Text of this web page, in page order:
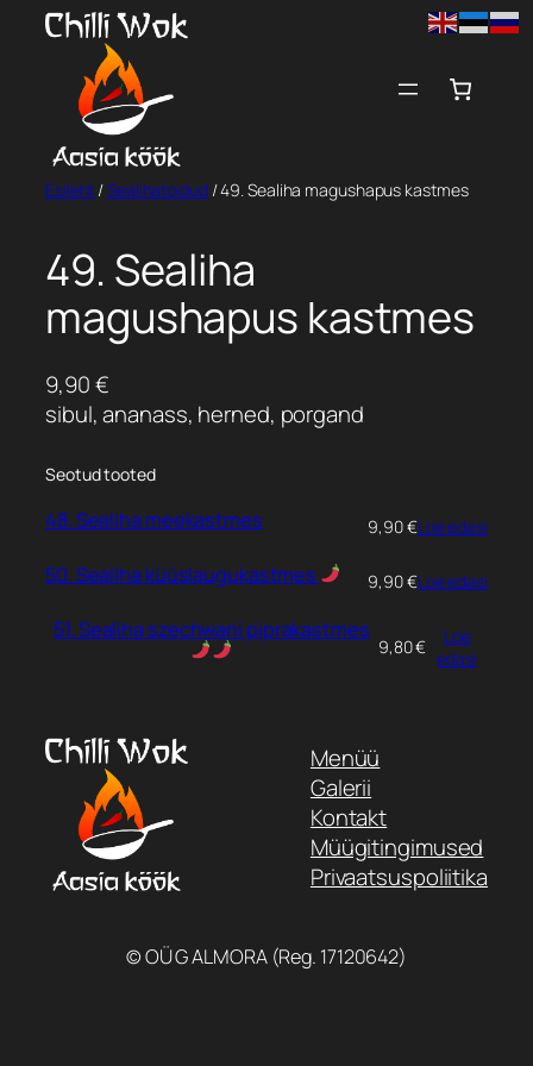
Liigu
Esileht /Sealihatoidud/ 49. Sealiha magushapus kastmes
49. Sealiha
magushapus kastmes
9,90€
sibul, ananass, herned, porgand
Seotud tooted
48. Sealiha meekastmes 9,90€Loe edasi
50. Sealiha küüslaugukastmes 9,90€Loe edasi
51. Sealiha szechwani piprakastmes
9,80€
Loe
edasi
Menüü
Galerii
Kontakt
Müügitingimused
Privaatsuspoliitika
© OÜ G ALMORA (Reg. 17120642)